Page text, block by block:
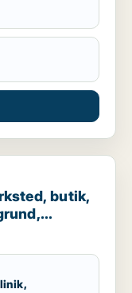
klinik, restaurant,
butik,
til salg i